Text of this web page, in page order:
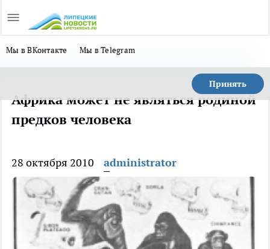
Мы в ВКонтакте Мы в Telegram
Принять
Африка может не являться родиной
предков человека
28 октября 2010 administrator